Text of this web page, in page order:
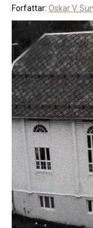
Forfattar: Oskar V.